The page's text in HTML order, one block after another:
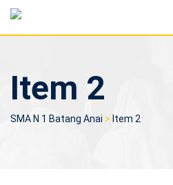
Skip
Item 2
SMA N 1 Batang Anai > Item 2